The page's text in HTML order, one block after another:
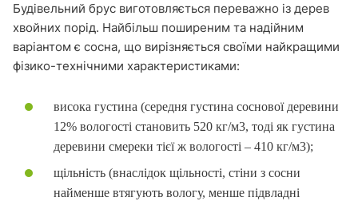
Будівельний брус виготовляється переважно із дерев
хвойних порід. Найбільш поширеним та надійним
варіантом є сосна, що вирізняється своїми найкращими
фізико-технічними характеристиками:
висока густина (середня густина соснової деревини
12% вологості становить 520 кг/м3, тоді як густина
деревини смереки тієї ж вологості – 410 кг/м3);
щільність (внаслідок щільності, стіни з сосни
найменше втягують вологу, менше підвладні